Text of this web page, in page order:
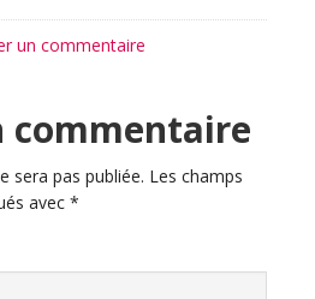
un commentaire
commentaire
sera pas publiée. Les champs
avec *